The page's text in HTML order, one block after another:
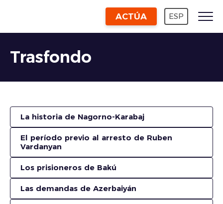
ACTÚA ESP
Trasfondo
La historia de Nagorno-Karabaj
El período previo al arresto de Ruben
Vardanyan
Los prisioneros de Bakú
Las demandas de Azerbaiyán